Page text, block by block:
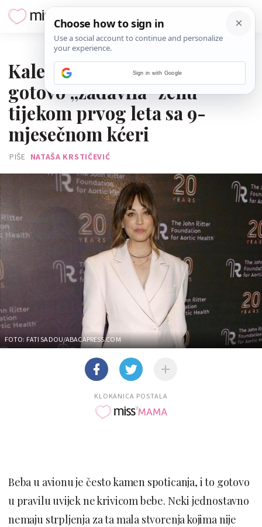
Kaley Cuoco otkrila da je
gotovo „zadavila“ ženu
tijekom prvog leta sa 9-
mjesečnom kćeri
PIŠE NATAŠA KRSTIČEVIĆ
FOTO: FATI SADOU/ABACAPRESS.COM
KLOKANICA POSTALA
Beba u avionu je često kamen spoticanja, i to gotovo
u pravilu uvijek ne krivicom bebe. Neki jednostavno
nemaju strpljenja za ta mala stvorenja kojima nije
Sign in with Google